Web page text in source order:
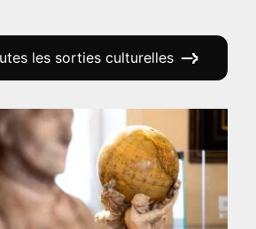
les sorties culturelles